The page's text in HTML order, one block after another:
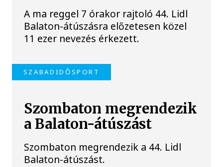
A ma reggel 7 órakor rajtoló 44. Lidl
Balaton-átúszásra előzetesen közel
11 ezer nevezés érkezett.
SZABADIDŐSPORT
Szombaton megrendezik
a Balaton-átúszást
Szombaton megrendezik a 44. Lidl
Balaton-átúszást.